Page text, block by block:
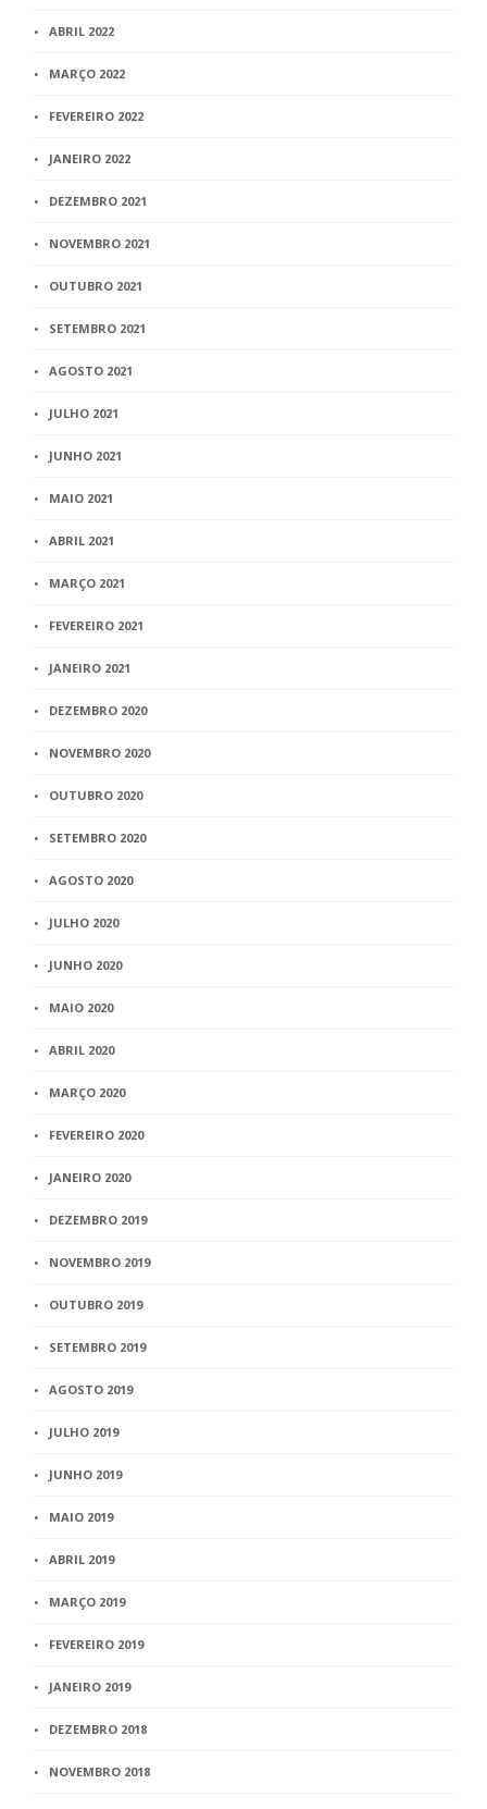
ABRIL 2022
MARÇO 2022
FEVEREIRO 2022
JANEIRO 2022
DEZEMBRO 2021
NOVEMBRO 2021
OUTUBRO 2021
SETEMBRO 2021
AGOSTO 2021
JULHO 2021
JUNHO 2021
MAIO 2021
ABRIL 2021
MARÇO 2021
FEVEREIRO 2021
JANEIRO 2021
DEZEMBRO 2020
NOVEMBRO 2020
OUTUBRO 2020
SETEMBRO 2020
AGOSTO 2020
JULHO 2020
JUNHO 2020
MAIO 2020
ABRIL 2020
MARÇO 2020
FEVEREIRO 2020
JANEIRO 2020
DEZEMBRO 2019
NOVEMBRO 2019
OUTUBRO 2019
SETEMBRO 2019
AGOSTO 2019
JULHO 2019
JUNHO 2019
MAIO 2019
ABRIL 2019
MARÇO 2019
FEVEREIRO 2019
JANEIRO 2019
DEZEMBRO 2018
NOVEMBRO 2018